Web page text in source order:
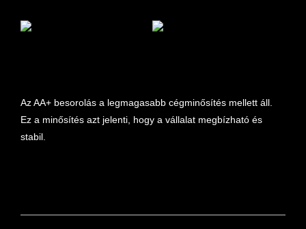
Az AA+ besorolás a legmagasabb cégminősítés mellett áll.
Ez a minősítés azt jelenti, hogy a vállalat megbízható és
stabil.